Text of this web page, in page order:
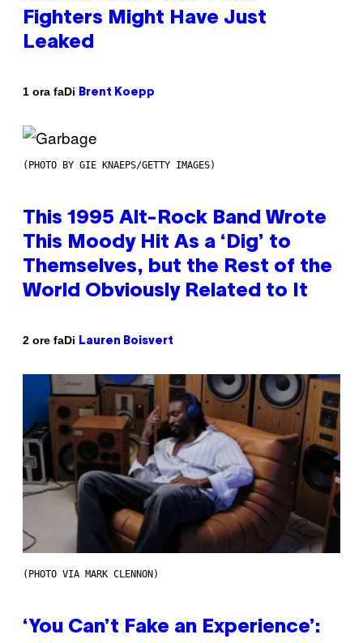
Fighters Might Have Just
Leaked
1 ora faDi Brent Koepp
(PHOTO BY GIE KNAEPS/GETTY IMAGES)
This 1995 Alt-Rock Band Wrote
This Moody Hit As a ‘Dig’ to
Themselves, but the Rest of the
World Obviously Related to It
2 ore faDi Lauren Boisvert
(PHOTO VIA MARK CLENNON)
‘You Can’t Fake an Experience’: